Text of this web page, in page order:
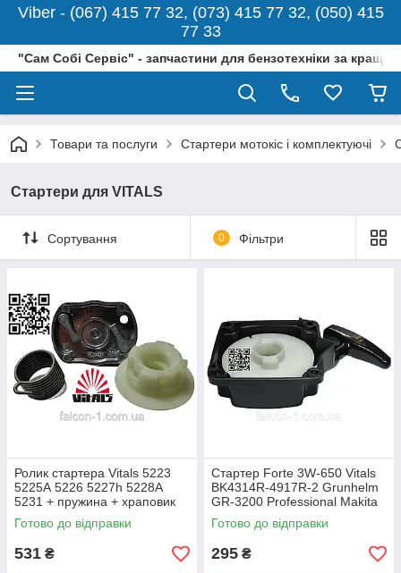
Viber - (067) 415 77 32, (073) 415 77 32, (050) 415
77 33
"Сам Собі Сервіс" - запчастини для бензотехніки за
Товари та послуги Стартери мотокіс і комплектуючі
Стартери для VITALS
Сортування 0 Фільтри
Ролик стартера Vitals 5223
5225А 5226 5227h 5228А
5231 + пружина + храповик
ремкомплект стартера Віталс
Готово до відправки
531 ₴
Стартер Forte 3W-650 Vitals
BK4314R-4917R-2 Grunhelm
GR-3200 Professional Makita
BC 626 для бензокос
бензотример мотокос
Готово до відправки
295 ₴